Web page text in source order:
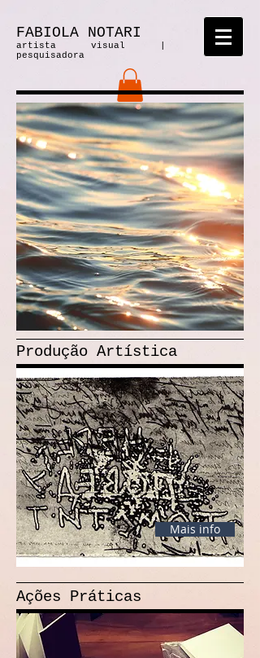
FABIOLA NOTARI
artista visual |
pesquisadora
Produção Artística
Mais info
Ações Práticas